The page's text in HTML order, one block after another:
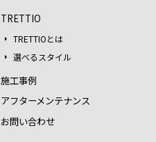
TRETTIO
TRETTIOとは
選べるスタイル
施工事例
アフターメンテナンス
お問い合わせ